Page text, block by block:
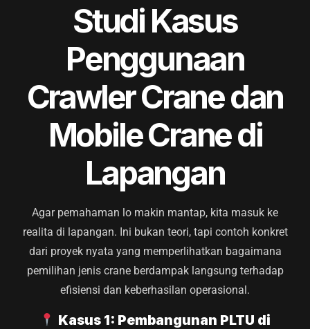
Studi Kasus
Penggunaan
Crawler Crane dan
Mobile Crane di
Lapangan
Agar pemahaman lo makin mantap, kita masuk ke
realita di lapangan. Ini bukan teori, tapi contoh konkret
dari proyek nyata yang memperlihatkan bagaimana
pemilihan jenis crane berdampak langsung terhadap
efisiensi dan keberhasilan operasional.
Kasus 1: Pembangunan PLTU di